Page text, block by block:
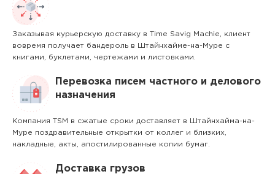
Заказывая курьерскую доставку в Time Savig Machie, клиент
вовремя получает бандероль в Штайнхайме-на-Муре с
книгами, буклетами, чертежами и листовками.
Перевозка писем частного и делового
назначения
Компания TSM в сжатые сроки доставляет в Штайнхайма-на-
Муре поздравительные открытки от коллег и близких,
накладные, акты, апостилированные копии бумаг.
Доставка грузов